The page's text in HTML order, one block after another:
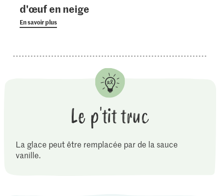
d'œuf en neige
En savoir plus
Le p'tit truc
La glace peut être remplacée par de la sauce
vanille.